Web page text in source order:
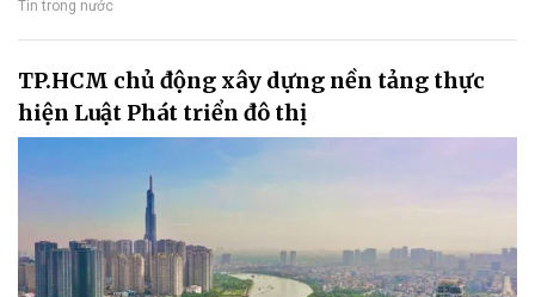
Tin trong nước
TP.HCM chủ động xây dựng nền tảng thực
hiện Luật Phát triển đô thị